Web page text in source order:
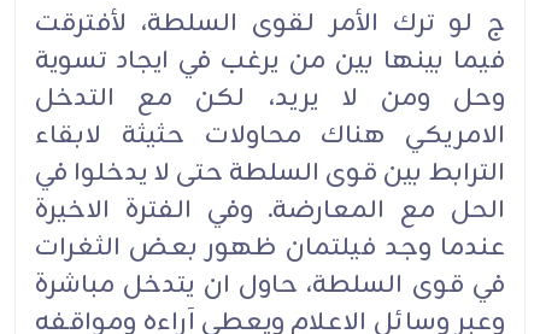
ج لو ترك الأمر لقوى السلطة، لأفترقت
فيما بينها بين من يرغب في ايجاد تسوية
وحل ومن لا يريد، لكن مع التدخل
الامريكي هناك محاولات حثيثة لابقاء
الترابط بين قوى السلطة حتى لا يدخلوا في
الحل مع المعارضة. وفي الفترة الاخيرة
عندما وجد فيلتمان ظهور بعض الثغرات
في قوى السلطة، حاول ان يتدخل مباشرة
وعبر وسائل الاعلام ويعطي آراءه ومواقفه